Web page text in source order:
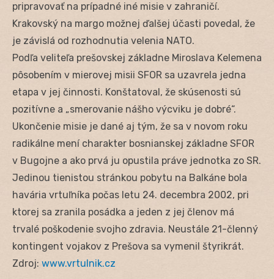
pripravovať na prípadné iné misie v zahraničí.
Krakovský na margo možnej ďalšej účasti povedal, že
je závislá od rozhodnutia velenia NATO.
Podľa veliteľa prešovskej základne Miroslava Kelemena
pôsobením v mierovej misii SFOR sa uzavrela jedna
etapa v jej činnosti. Konštatoval, že skúsenosti sú
pozitívne a „smerovanie nášho výcviku je dobré“.
Ukončenie misie je dané aj tým, že sa v novom roku
radikálne mení charakter bosnianskej základne SFOR
v Bugojne a ako prvá ju opustila práve jednotka zo SR.
Jedinou tienistou stránkou pobytu na Balkáne bola
havária vrtuľníka počas letu 24. decembra 2002, pri
ktorej sa zranila posádka a jeden z jej členov má
trvalé poškodenie svojho zdravia. Neustále 21-členný
kontingent vojakov z Prešova sa vymenil štyrikrát.
Zdroj: www.vrtulnik.cz